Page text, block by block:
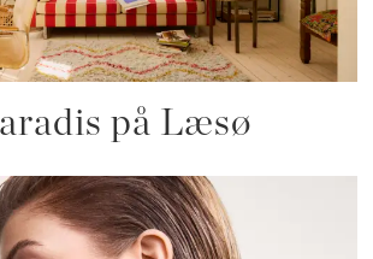
på Læsø